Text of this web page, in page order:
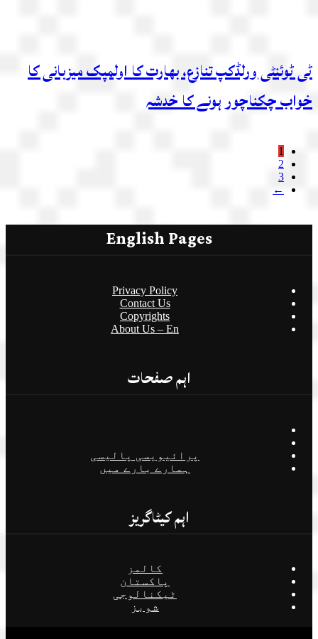
ٹی ٹوئنٹی ورلڈکپ تنازع، بھارت کا اولمپک میزبانی کا
خواب چکناچور ہونے کا خدشہ
1
2
3
←
English Pages
Privacy Policy
Contact Us
Copyrights
About Us – En
اہم صفحات
پرائیویسی پالیسی
ہمارے بارے میں
اہم کیٹاگریز
کالمز
پاکستان
ٹیکنالوجی
شوبز